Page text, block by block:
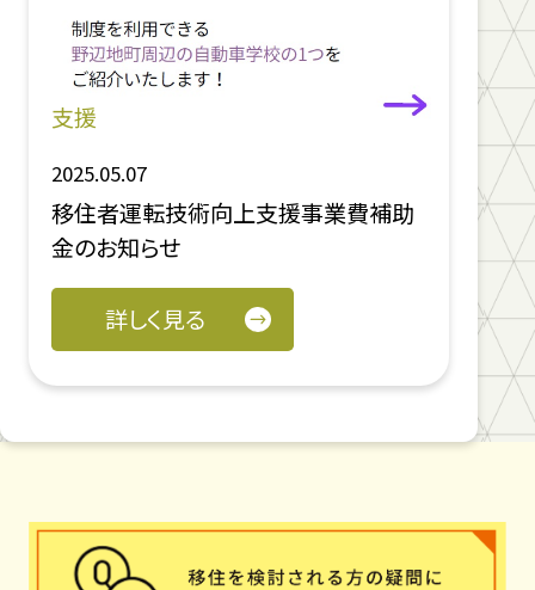
支援
2025.05.07
移住者運転技術向上支援事業費補助
金のお知らせ
詳しく見る